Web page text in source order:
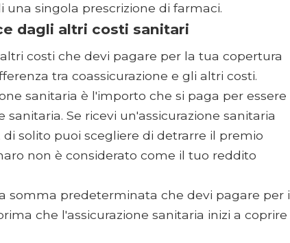
singola prescrizione di farmaci.
dagli altri costi sanitari
costi che devi pagare per la tua copertura
tra coassicurazione e gli altri costi.
sanitaria è l'importo che si paga per essere
Se ricevi un'assicurazione sanitaria
solito puoi scegliere di detrarre il premio
non è considerato come il tuo reddito
somma predeterminata che devi pagare per i
che l'assicurazione sanitaria inizi a coprire